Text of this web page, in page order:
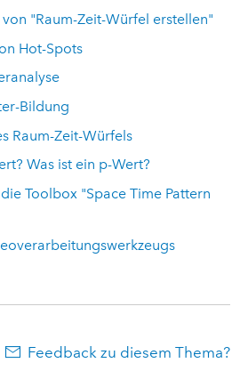
"Raum-Zeit-Würfel erstellen"
Hot-Spots
Bildung
Raum-Zeit-Würfels
Was ist ein p-Wert?
Toolbox "Space Time Pattern
Feedback zu diesem Thema?